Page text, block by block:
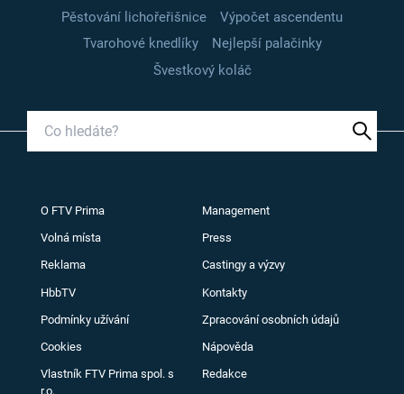
Pěstování lichořeřišnice
Výpočet ascendentu
Tvarohové knedlíky
Nejlepší palačinky
Švestkový koláč
O FTV Prima Management
Volná místa Press
Reklama Castingy a výzvy
HbbTV Kontakty
Podmínky užívání Zpracování osobních údajů
Cookies Nápověda
Vlastník FTV Prima spol. s
r.o.
Redakce